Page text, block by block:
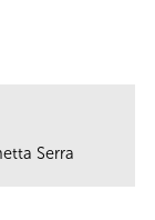
Serra